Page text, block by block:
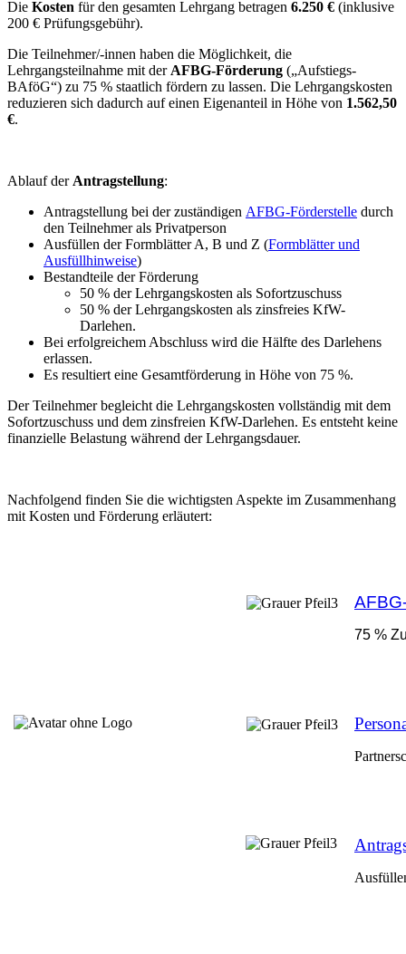
Die Kosten für den gesamten Lehrgang betragen 6.250 € (inklusive
200 € Prüfungsgebühr).
Die Teilnehmer/-innen haben die Möglichkeit, die
Lehrgangsteilnahme mit der AFBG-Förderung („Aufstiegs-
BAföG“) zu 75 % staatlich fördern zu lassen. Die Lehrgangskosten
reduzieren sich dadurch auf einen Eigenanteil in Höhe von 1.562,50
€.
Ablauf derAntragstellung:
Antragstellung bei der zuständigen AFBG-Förderstelle durch
den Teilnehmer als Privatperson
Ausfüllen der Formblätter A, B und Z (Formblätter und
Ausfüllhinweise)
Bestandteile der Förderung
50 % der Lehrgangskosten als Sofortzuschuss
50 % der Lehrgangskosten als zinsfreies KfW-
Darlehen.
Bei erfolgreichem Abschluss wird die Hälfte des Darlehens
erlassen.
Es resultiert eine Gesamtförderung in Höhe von 75 %.
Der Teilnehmer begleicht die Lehrgangskosten vollständig mit dem
Sofortzuschuss und dem zinsfreien KfW-Darlehen. Es entsteht keine
finanzielle Belastung während der Lehrgangsdauer.
Nachfolgend finden Sie die wichtigsten Aspekte im Zusammenhang
mit Kosten und Förderung erläutert:
75 %